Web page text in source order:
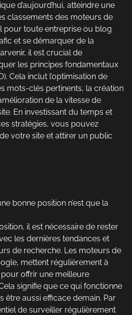
d’aujourd’hui, atteindre une
classements des moteurs de
pour toute entreprise ou blog
et se démarquer de la
il est crucial de
les principes fondamentaux
Cela inclut l’optimisation de
mots-clés pertinents, la création
de la vitesse de
En investissant du temps et
stratégies, vous pouvez
votre site et attirer un public
bonne position n’est que la
il est nécessaire de rester
les dernières tendances et
de recherche. Les moteurs de
mettent régulièrement à
offrir une meilleure
signifie que ce qui fonctionne
être aussi efficace demain. Par
de surveiller régulièrement